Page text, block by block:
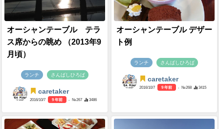
オーシャンテーブル テラ
ス席からの眺め （2013年9
月頃）
ランチ さんばしひろば
caretaker
2016/10/7 9 年前 - №267 3486
オーシャンテーブル デザー
ト例
ランチ さんばしひろば
caretaker
2016/10/7 9 年前 - №268 3415